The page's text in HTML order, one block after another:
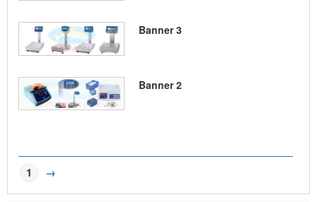
Banner 3
Banner 2
1 →